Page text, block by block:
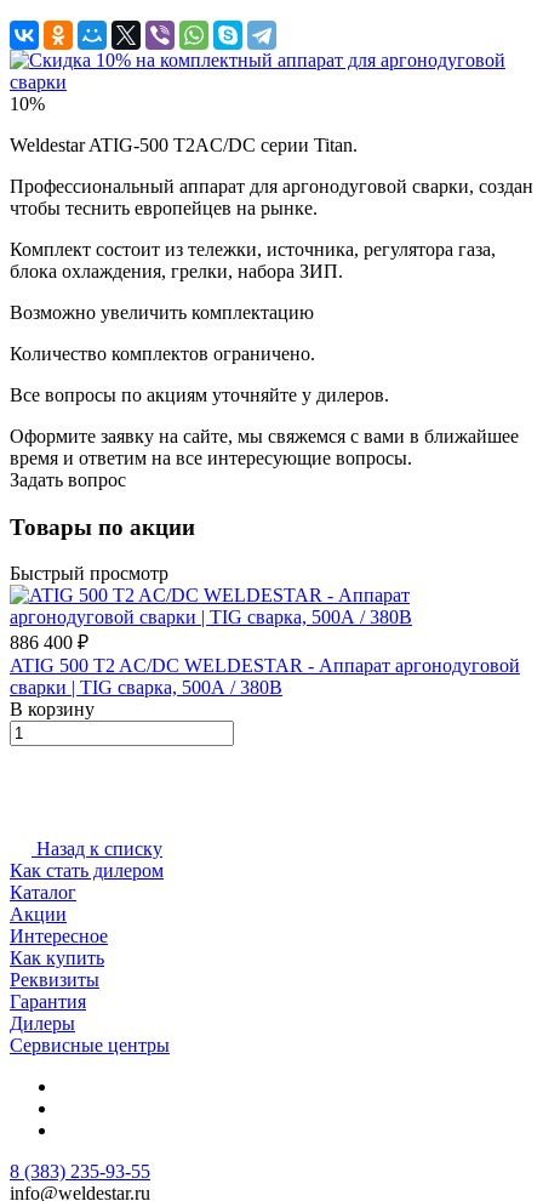
10%
Weldestar ATIG-500 T2AC/DC серии Titan.
Профессиональный аппарат для аргонодуговой сварки, создан
чтобы теснить европейцев на рынке.
Комплект состоит из тележки, источника, регулятора газа,
блока охлаждения, грелки, набора ЗИП.
Возможно увеличить комплектацию
Количество комплектов ограничено.
Все вопросы по акциям уточняйте у дилеров.
Оформите заявку на сайте, мы свяжемся с вами в ближайшее
время и ответим на все интересующие вопросы.
Задать вопрос
Товары по акции
Быстрый просмотр
886 400 ₽
ATIG 500 T2 AC/DC WELDESTAR - Аппарат аргонодуговой
сварки | TIG сварка, 500А / 380В
В корзину
Назад к списку
Как стать дилером
Каталог
Акции
Интересное
Как купить
Реквизиты
Гарантия
Дилеры
Сервисные центры
8 (383) 235-93-55
info@weldestar.ru